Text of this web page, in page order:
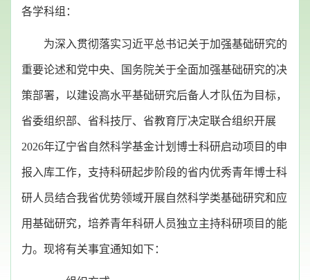
各学科组：
为深入贯彻落实习近平总书记关于加强基础研究的
重要论述和党中央、国务院关于全面加强基础研究的决
策部署，以建设高水平基础研究后备人才队伍为目标，
省委组织部、省科技厅、省教育厅决定联合组织开展
2026年辽宁省自然科学基金计划博士科研启动项目的申
报入库工作，支持科研起步阶段的省内优秀青年博士科
研人员结合我省优势领域开展自然科学类基础研究和应
用基础研究，培养青年科研人员独立主持科研项目的能
力。现将有关事宜通知如下：